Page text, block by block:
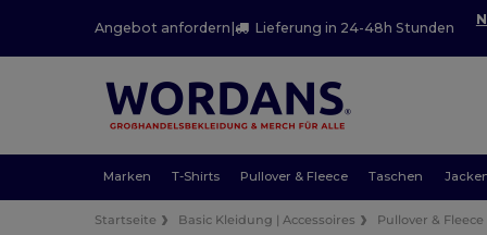
Angebot anfordern | Lieferung in 24-48h Stunden
Marken T-Shirts Pullover & Fleece Taschen
Startseite Basic Kleidung | Accessoires Pullover & Fleece